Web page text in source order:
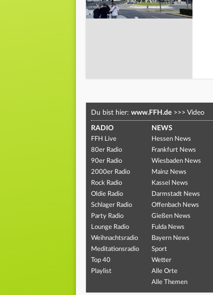
Du bist hier: www.FFH.de >>> Video
RADIO
FFH Live
80er Radio
90er Radio
2000er Radio
Rock Radio
Oldie Radio
Schlager Radio
Party Radio
Lounge Radio
Weihnachtsradio
Meditationsradio
Top 40
Playlist
NEWS
Hessen News
Frankfurt News
Wiesbaden News
Mainz News
Kassel News
Darmstadt News
Offenbach News
Gießen News
Fulda News
Bayern News
Sport
Wetter
Alle Orte
Alle Themen